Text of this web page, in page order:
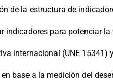
de la estructura de
indicadores para potenciar
internacional (UNE 15341)
base a la medición del